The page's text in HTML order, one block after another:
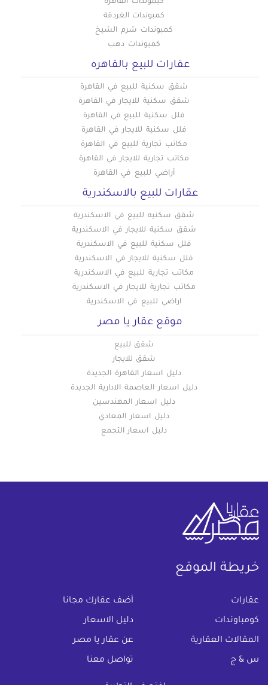
كبموندات القاهرة
كمبوندات الغردقة
كمبوندات شرم الشيخ
كمبوندات دهب
عقارات للبيع بالقاهره
شقق سكنية للبيع في القاهرة
شقق سكنية للايجار في القاهرة
فلل سكنية للبيع في القاهرة
فلل سكنية للايجار في القاهرة
مكاتب تجارية للبيع في القاهرة
مكاتب تجارية للايجار في القاهرة
أراضي للبيع في القاهرة
عقارات للبيع بالاسكندرية
شقق سكنيه للبيع في الاسكندرية
شقق سكنية للايجار في الاسكندرية
فلل سكنية للبيع في الاسكندرية
فلل سكنية للايجار في الاسكندرية
مكاتب تجارية للبيع في الاسكندرية
مكاتب تجارية للايجار في الاسكندرية
اراضي للبيع في الاسكندرية
موقع عقار يا مصر
شقق للبيع
شقق للايجار
دليل اسعار القاهرة الجديدة
دليل اسعار العاصمة الادارية الجديدة
دليل اسعار المهندسين
دليل اسعار المعادي
دليل اسعار التجمع
خريطة الموقع
عقارات أضف عقارك مجانا
كومباوندات دليل الاسعار
المقالات العقارية عن عقار يا مصر
س & ج تواصل معنا